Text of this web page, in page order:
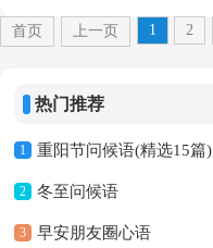
首页 上一页 1 2
热门推荐
1 重阳节问候语(精选15篇)
2 冬至问候语
3 早安朋友圈心语